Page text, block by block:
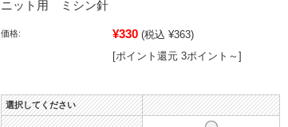
ニット用 ミシン針
価格: ¥330 (税込 ¥363)
[ポイント還元 3ポイント～]
選択してください